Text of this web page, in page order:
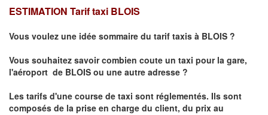
ESTIMATION Tarif taxi BLOIS
Vous voulez une idée sommaire du tarif taxis à BLOIS ?
Vous souhaitez savoir combien coute un taxi pour la gare,
l'aéroport de BLOIS ou une autre adresse ?
Les tarifs d'une course de taxi sont réglementés. Ils sont
composés de la prise en charge du client, du prix au